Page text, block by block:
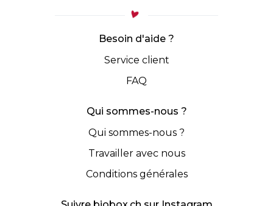
Besoin d'aide ?
Service client
FAQ
Qui sommes-nous ?
Qui sommes-nous ?
Travailler avec nous
Conditions générales